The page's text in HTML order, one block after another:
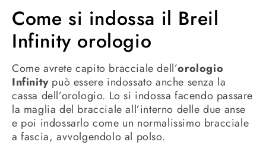
Come si indossa il Breil
Infinity orologio
Come avrete capito bracciale dell’orologio
Infinitypuò essere indossato anche senza la
cassa dell’orologio. Lo si indossa facendo passare
la maglia del bracciale all’interno delle due anse
e poi indossarlo come un normalissimo bracciale
a fascia, avvolgendolo al polso.